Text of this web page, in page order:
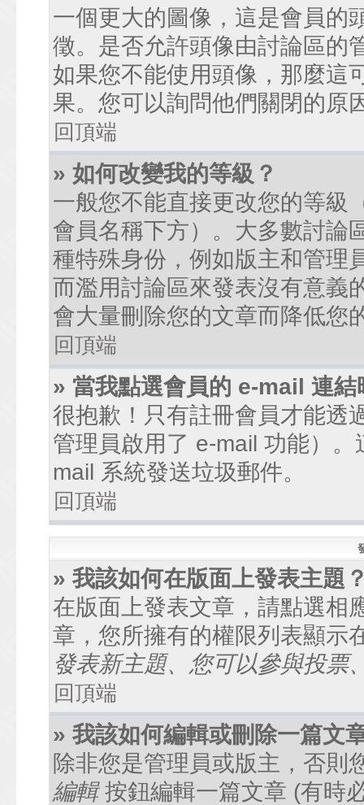
一個更大的圖像，這是會員的
徵。是否允許頭像由討論區的
如果您不能使用頭像，那麼這
果。您可以詢問他們關閉的原
回頂端
» 如何改變我的等級？
一般您不能直接更改您的等級
會員名稱下方）。大多數討論
種特殊身份，例如版主和管理
而濫用討論區來發表沒有意義
會大量刪除您的文章而降低您
回頂端
» 當我點選會員的 e-mail 連
很抱歉！只有註冊會員才能透
管理員啟用了 e-mail 功能）
mail 系統發送垃圾郵件。
回頂端
» 我該如何在版面上發表主題
在版面上發表文章，請點選相
章，您所擁有的權限列表顯示
發表新主題、您可以參與投票
回頂端
» 我該如何編輯或刪除一篇文
除非您是管理員或版主，否則
編輯按鈕編輯一篇文章 (有時